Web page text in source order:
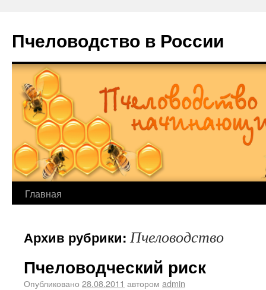
Пчеловодство в России
Главная
Архив рубрики: Пчеловодство
Пчеловодческий риск
Опубликовано 28.08.2011 автором admin